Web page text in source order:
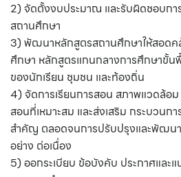
2) จัดตั้งงบประมาณ และรับผิดชอบกา
สถานศึกษา
3) พัฒนาหลักสูตรสถานศึกษาให้สอด
ศึกษา หลักสูตรแกนกลางการศึกษาขั้น
ของนักเรียน ชุมชน และท้องถิ่น
4) จัดการเรียนการสอน สภาพแวดล้อม
สอนที่เหมาะสม และส่งเสริม กระบวนกา
สําคัญ ตลอดจนการปรับปรุงและพัฒน
อย่าง ต่อเนื่อง
5) ออกระเบียบ ข้อบังคับ ประกาศและ